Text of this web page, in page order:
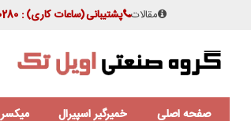
مقالات پشتیبانی(ساعات کاری): 02122220280 - 09101790036
صفحه اصلی خمیرگیر اسپیرال